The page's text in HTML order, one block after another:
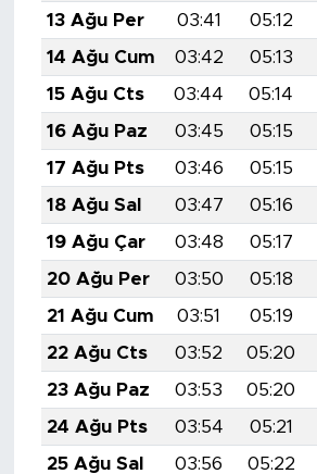
13 Ağu Per
03:41 05:12
14 Ağu Cum
03:42 05:13
15 Ağu Cts
03:44 05:14
16 Ağu Paz
03:45 05:15
17 Ağu Pts
03:46 05:15
18 Ağu Sal
03:47 05:16
19 Ağu Çar
03:48 05:17
20 Ağu Per
03:50 05:18
21 Ağu Cum
03:51 05:19
22 Ağu Cts
03:52 05:20
23 Ağu Paz
03:53 05:20
24 Ağu Pts
03:54 05:21
25 Ağu Sal
03:56 05:22